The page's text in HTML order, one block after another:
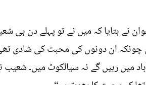
نے بتایا کہ میں نے تو پہلے دن ہی
چونکہ ان دونوں کی محبت کی شادی
میں رہیں گے نہ سیالکوٹ میں۔